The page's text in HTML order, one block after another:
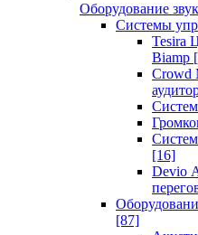
Оборудование
Системы
Tesira
Biamp
Crowd
[16]
Devio
[87]